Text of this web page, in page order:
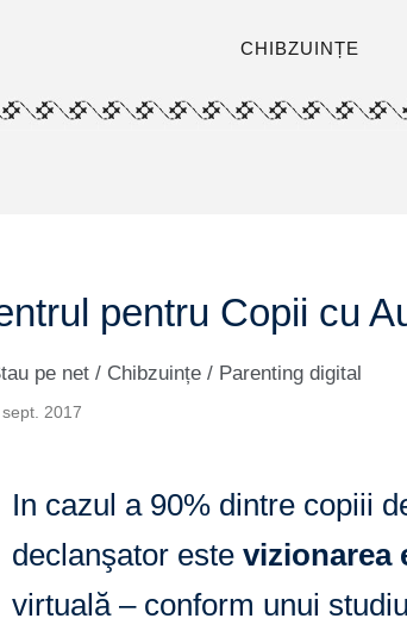
CHIBZUINȚE
pentru Copii cu
pe net/ Chibzuințe/ Parenting digital
2017
In cazul a 90% dintre copiii
declanşator este vizionarea
virtuală – conform unui